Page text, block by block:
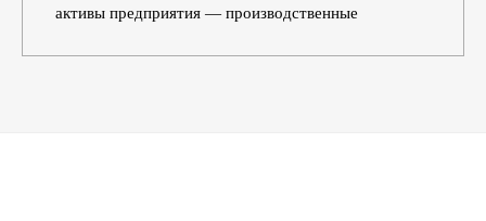
активы предприятия — производственные
(котлы, резервуары, подъёмные механизмы), — так